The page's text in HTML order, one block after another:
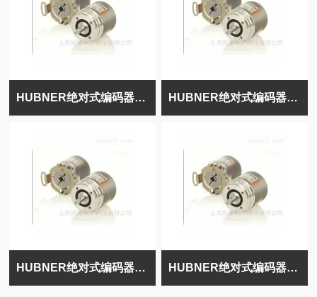
HUBNER绝对式编码器POG9D1000 HUBNER绝对式编码器OG9PN1000
HUBNER绝对式编码器OG9DN1000 HUBNER绝对式编码器HOG9DN1000